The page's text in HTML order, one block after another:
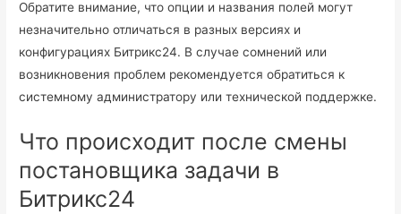
Обратите внимание, что опции и названия полей могут
незначительно отличаться в разных версиях и
конфигурациях Битрикс24. В случае сомнений или
возникновения проблем рекомендуется обратиться к
системному администратору или технической поддержке.
Что происходит после смены
постановщика задачи в
Битрикс24